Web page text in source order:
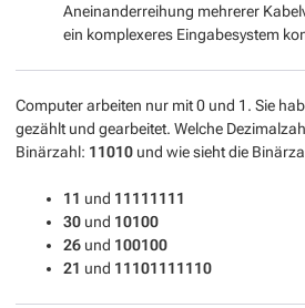
Aneinanderreihung mehrerer
ein komplexeres Eingabesystem
Computer arbeiten nur mit 0 und 1. Sie
gezählt und gearbeitet. Welche
Binärzahl: 11010 und wie sieht die
11 und 11111111
30 und 10100
26 und 100100
21 und 11101111110